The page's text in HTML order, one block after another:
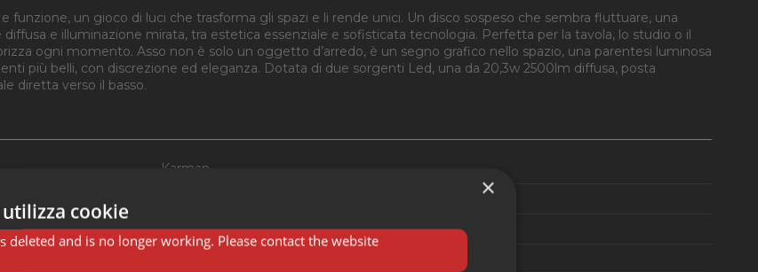
funzione, un gioco di luci che trasforma gli spazi e li rende unici. Un disco sospeso che sembra fluttuare, una
e illuminazione mirata, tra estetica essenziale e sofisticata tecnologia. Perfetta per la tavola, lo studio o il
ogni momento. Asso non è solo un oggetto d’arredo, è un segno grafico nello spazio, una parentesi luminosa
più belli, con discrezione ed eleganza. Dotata di due sorgenti Led, una da 20,3w 2500lm diffusa, posta
diretta verso il basso.
Karman
Lampada a sospensione
×
cookie
deleted and is no longer working. Please contact the website